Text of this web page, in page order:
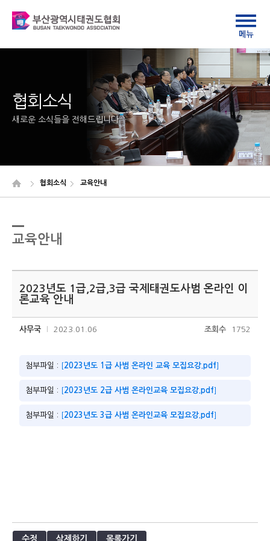
협회소식
새로운 소식들을 전해드립니다
협회소식 교육안내
교육안내
2023년도 1급,2급,3급 국제태권도사범 온라인 이
론교육 안내
사무국 2023.01.06 조회수 1752
첨부파일 : [2023년도 1급 사범 온라인 교육 모집요강.pdf]
첨부파일 : [2023년도 2급 사범 온라인교육 모집요강.pdf]
첨부파일 : [2023년도 3급 사범 온라인교육 모집요강.pdf]
수정 삭제하기 목록가기